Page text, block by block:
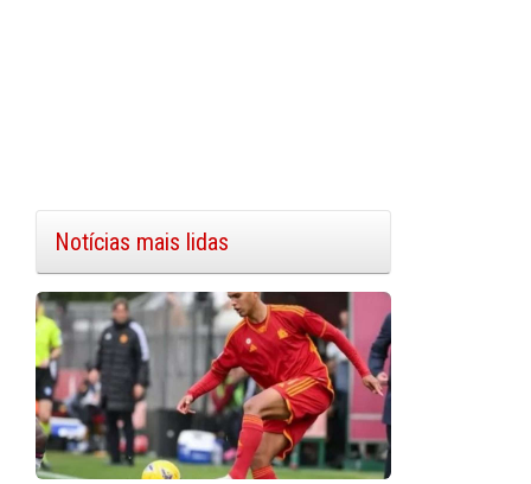
Notícias mais lidas